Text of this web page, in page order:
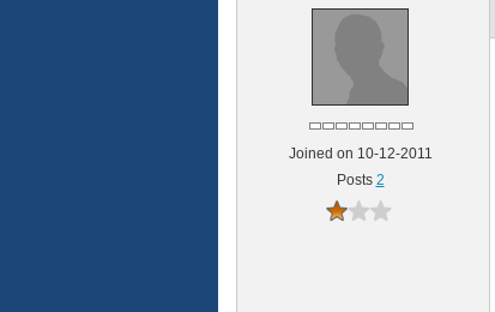
Joined on 10-12-2011
Posts 2